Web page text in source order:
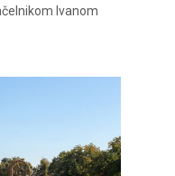
Ivanom